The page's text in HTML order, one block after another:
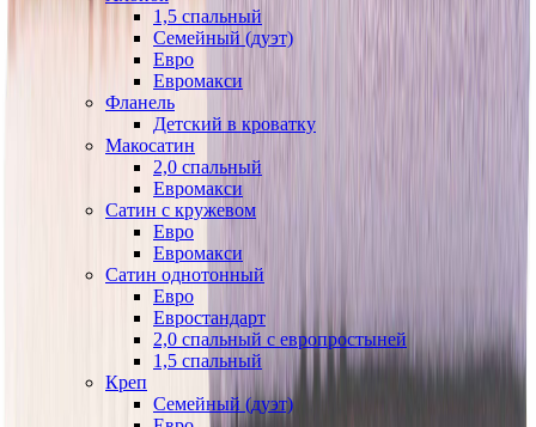
1,5 спальный
Семейный (дуэт)
Евро
Евромакси
Фланель
Детский в кроватку
Макосатин
2,0 спальный
Евромакси
Сатин с кружевом
Евро
Евромакси
Сатин однотонный
Евро
Евростандарт
2,0 спальный с европростыней
1,5 спальный
Креп
Семейный (дуэт)